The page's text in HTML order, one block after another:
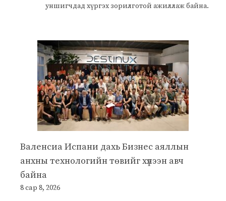
уншигчдад хүргэх зорилготой ажиллаж байна.
Валенсиа Испани дахь Бизнес аяллын
анхны технологийн төвийг хүлээн авч
байна
8 сар 8, 2026